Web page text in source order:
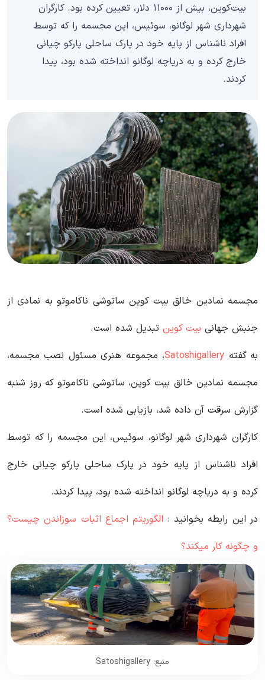
بیت‌کوین، بیش از ۱۱۰۰۰ دلار، تعیین کرده بود. کارگران
شهرداری شهر لوگانو، سوئیس، این مجسمه را که توسط
افراد ناشناس از پایه خود در پارک ساحلی پارکو چیانی
خارج کرده و به دریاچه لوگانو انداخته شده بود، پیدا
کردند.
مجسمه نمادین خالق بیت کوین ساتوشی ناکاموتو به نمادی از
جنبش جهانی بیت کوین تبدیل شده است.
به گفته Satoshigallery، مجموعه هنری مسئول نصب مجسمه،
مجسمه نمادین خالق بیت کوین، ساتوشی ناکاموتو که روز شنبه
گزارش سرقت آن داده شد، بازیابی شده است.
کارگران شهرداری شهر لوگانو، سوئیس، این مجسمه را که توسط
افراد ناشناس از پایه خود در پارک ساحلی پارکو چیانی خارج
کرده و به دریاچه لوگانو انداخته شده بود، پیدا کردند.
در این رابطه بخوانید‌ : الگوریتم اجماع اثبات سوزاندن چیست؟
و چگونه کار میکند؟
منبع: Satoshigallery